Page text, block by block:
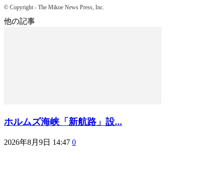
© Copyright - The Mikoe News Press, Inc.
他の記事
ホルムズ海峡「新航路」設...
2026年8月9日 14:47 0